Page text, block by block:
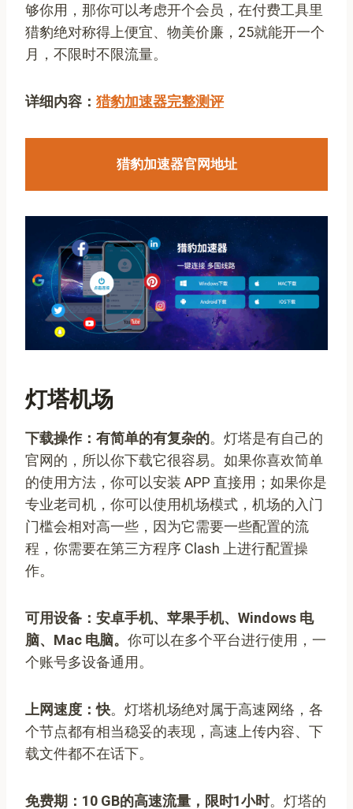
够你用，那你可以考虑开个会员，在付费工具里
猎豹绝对称得上便宜、物美价廉，25就能开一个
月，不限时不限流量。
详细内容： 猎豹加速器完整测评
猎豹加速器官网地址
灯塔机场
下载操作：有简单的有复杂的。灯塔是有自己的
官网的，所以你下载它很容易。如果你喜欢简单
的使用方法，你可以安装 APP 直接用；如果你是
专业老司机，你可以使用机场模式，机场的入门
门槛会相对高一些，因为它需要一些配置的流
程，你需要在第三方程序 Clash 上进行配置操
作。
可用设备：安卓手机、苹果手机、Windows 电
脑、Mac 电脑。 你可以在多个平台进行使用，一
个账号多设备通用。
上网速度：快。灯塔机场绝对属于高速网络，各
个节点都有相当稳妥的表现，高速上传内容、下
载文件都不在话下。
免费期：10 GB的高速流量，限时1小时。灯塔的